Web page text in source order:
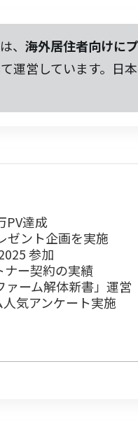
、 海外居住者向けに
運営しています。日
PV達成
ゼント企画を実施
参加
ー契約の実績
ーム解体新書」運営
気アンケート実施